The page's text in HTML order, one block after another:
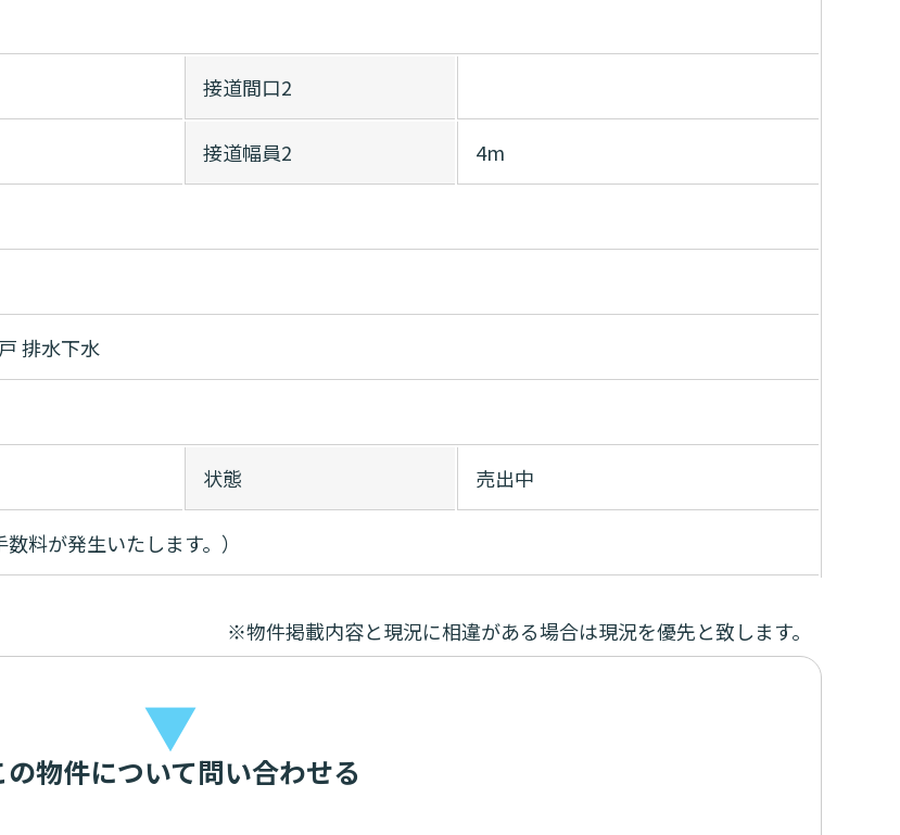
接道間口2
接道幅員2 4m
排水下水
状態 売出中
料が発生いたします。）
※物件掲載内容と現況に相違がある場合は現況を優先と致します。
▼
の物件について問い合わせる